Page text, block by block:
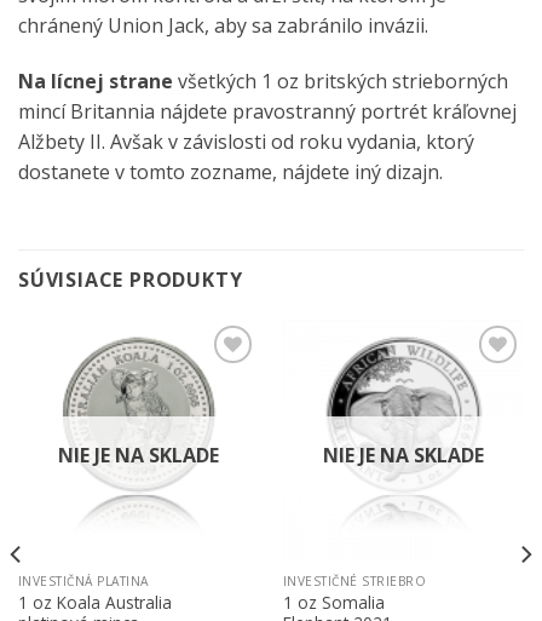
chránený Union Jack, aby sa zabránilo invázii.
Na lícnej strane všetkých 1 oz britských strieborných
mincí Britannia nájdete pravostranný portrét kráľovnej
Alžbety II. Avšak v závislosti od roku vydania, ktorý
dostanete v tomto zozname, nájdete iný dizajn.
SÚVISIACE PRODUKTY
Pridať k
obľúbeným
NIE JE NA SKLADE
INVESTIČNÁ PLATINA
1 oz Koala Australia
Pridať k
obľúbeným
NIE JE NA SKLADE
INVESTIČNÉ STRIEBRO
1 oz Somalia